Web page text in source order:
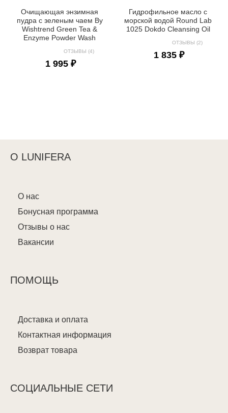
Очищающая энзимная
пудра с зеленым чаем By
Wishtrend Green Tea &
Enzyme Powder Wash
ОТЗЫВЫ (4)
1 995 ₽
Гидрофильное масло с
морской водой Round Lab
1025 Dokdo Cleansing Oil
ОТЗЫВЫ (2)
1 835 ₽
О LUNIFERA
О нас
Бонусная программа
Отзывы о нас
Вакансии
ПОМОЩЬ
Доставка и оплата
Контактная информация
Возврат товара
СОЦИАЛЬНЫЕ СЕТИ